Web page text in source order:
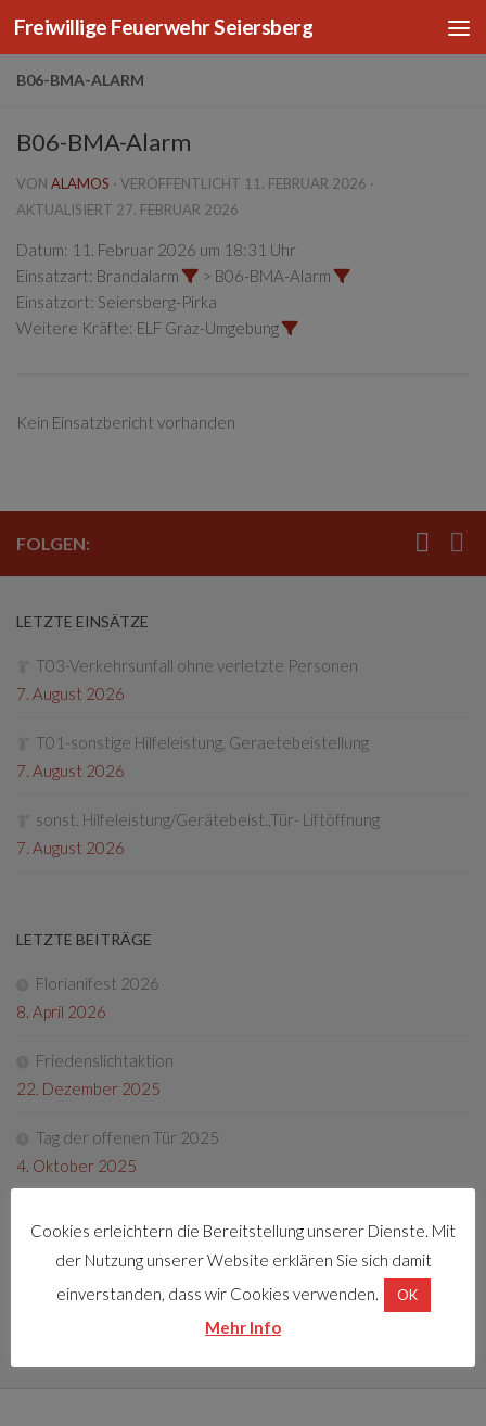
Zum Inhalt springen
Freiwillige Feuerwehr Seiersberg
B06-BMA-ALARM
B06-BMA-Alarm
VON ALAMOS · VERÖFFENTLICHT 11. FEBRUAR 2026 ·
AKTUALISIERT 27. FEBRUAR 2026
Datum: 11. Februar 2026 um 18:31 Uhr
Einsatzart: Brandalarm
> B06-BMA-Alarm
Einsatzort: Seiersberg-Pirka
Weitere Kräfte: ELF Graz-Umgebung
Kein Einsatzbericht vorhanden
FOLGEN:
LETZTE EINSÄTZE
T03-Verkehrsunfall ohne verletzte Personen
7. August 2026
T01-sonstige Hilfeleistung, Geraetebeistellung
7. August 2026
sonst. Hilfeleistung/Gerätebeist.,Tür- Liftöffnung
7. August 2026
LETZTE BEITRÄGE
Florianifest 2026
8. April 2026
Friedenslichtaktion
22. Dezember 2025
Tag der offenen Tür 2025
4. Oktober 2025
13. Mai 2025
Florianifest 2025
Cookies erleichtern die Bereitstellung unserer Dienste. Mit
der Nutzung unserer Website erklären Sie sich damit
einverstanden, dass wir Cookies verwenden.
OK
Mehr Info